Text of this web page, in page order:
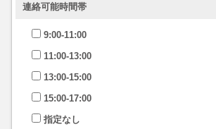
連絡可能時間帯
9:00-11:00
11:00-13:00
13:00-15:00
15:00-17:00
指定なし